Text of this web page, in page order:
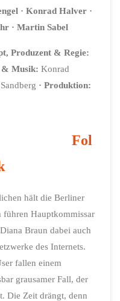
· Konrad Halver ·
· Martin Sabel
Produzent & Regie:
& Musik: Konrad
· Produktion:
Fol
hält die Berliner
Hauptkommissar
Braun dabei auch
des Internets.
fallen einem
grausamer Fall, der
Die Zeit drängt, denn